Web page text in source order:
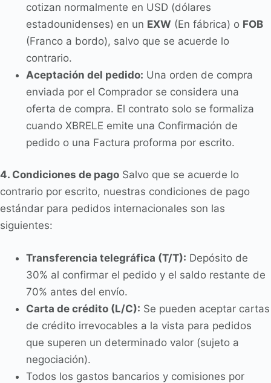
cotizan normalmente en USD (dólares
estadounidenses) en un EXW (En fábrica) o FOB
(Franco a bordo), salvo que se acuerde lo
contrario.
Aceptación del pedido: Una orden de compra
enviada por el Comprador se considera una
oferta de compra. El contrato solo se formaliza
cuando XBRELE emite una Confirmación de
pedido o una Factura proforma por escrito.
4. Condiciones de pago Salvo que se acuerde lo
contrario por escrito, nuestras condiciones de pago
estándar para pedidos internacionales son las
siguientes:
Transferencia telegráfica (T/T): Depósito de
30% al confirmar el pedido y el saldo restante de
70% antes del envío.
Carta de crédito (L/C): Se pueden aceptar cartas
de crédito irrevocables a la vista para pedidos
que superen un determinado valor (sujeto a
negociación).
Todos los gastos bancarios y comisiones por